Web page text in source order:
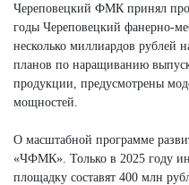
Череповецкий ФМК принял
годы Череповецкий фанерно-
несколько миллиардов рублей
планов по наращиванию
продукции, предусмотрены
мощностей.
О масштабной программе
«ЧФМК». Только в 2025 году
площадку составят 400 млн